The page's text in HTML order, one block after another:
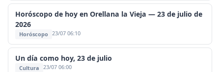
Horóscopo de hoy en Orellana la Vieja — 23 de julio de
2026
Horóscopo 23/07 06:10
Un día como hoy, 23 de julio
Cultura 23/07 06:00